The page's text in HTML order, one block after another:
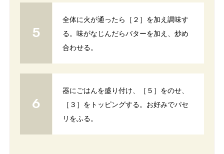
全体に火が通ったら［２］を加え調味す
る。味がなじんだらバターを加え、炒め
合わせる。
器にごはんを盛り付け、［５］をのせ、
［３］をトッピングする。お好みでパセ
リをふる。